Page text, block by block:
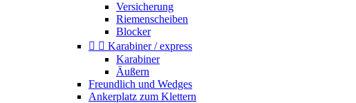
Versicherung
Riemenscheiben
Blocker
  Karabiner / express
Karabiner
Äußern
Freundlich und Wedges
Ankerplatz zum Klettern